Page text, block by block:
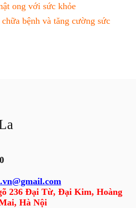
ong với sức khỏe
bệnh và tăng cường sức
236 Đại Từ, Đại Kim, Hoàng
Hà Nội